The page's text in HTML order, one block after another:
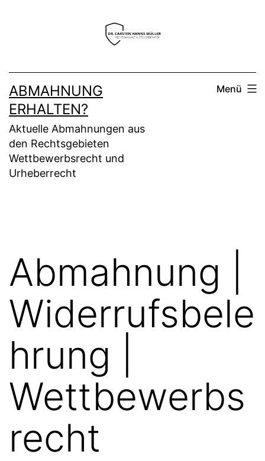
ABMAHNUNG
ERHALTEN?
Aktuelle Abmahnungen aus
den Rechtsgebieten
Wettbewerbsrecht und
Urheberrecht
Menü
Abmahnung |
Widerrufsbele
hrung |
Wettbewerbs
recht